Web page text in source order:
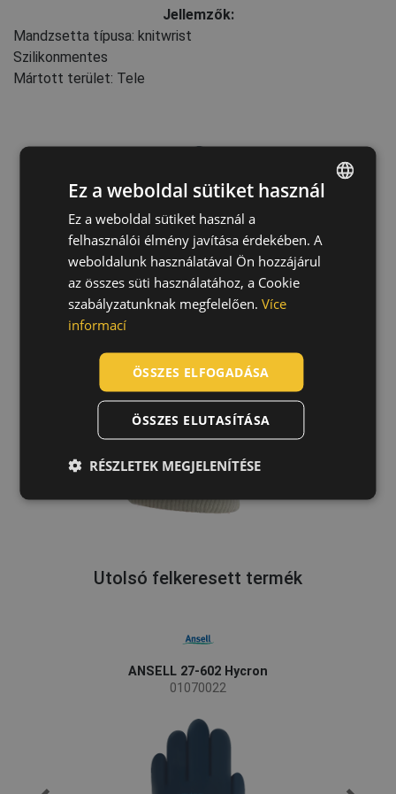
Jellemzők:
Mandzsetta típusa: knitwrist
Szilikonmentes
Mártott terület: Tele
Utolsó felkeresett termék
ANSELL 27-602 Hycron
01070022
CZECH
HUNGARIAN
SLOVAK
GERMAN
Ez a weboldal sütiket használ
Ez a weboldal sütiket használ a
felhasználói élmény javítása érdekében. A
weboldalunk használatával Ön hozzájárul
az összes süti használatához, a Cookie
szabályzatunknak megfelelően. Více
informací
ÖSSZES ELFOGADÁSA
ÖSSZES ELUTASÍTÁSA
RÉSZLETEK MEGJELENÍTÉSE